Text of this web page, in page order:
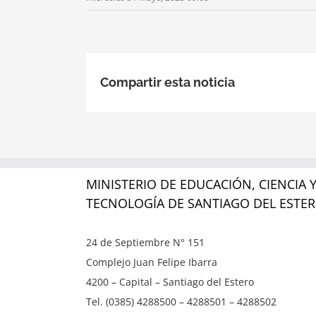
Compartir esta noticia
MINISTERIO DE EDUCACIÓN, CIENCIA Y
TECNOLOGÍA DE SANTIAGO DEL
24 de Septiembre N° 151
Complejo Juan Felipe Ibarra
4200 – Capital – Santiago del Estero
Tel. (0385) 4288500 – 4288501 – 4288502